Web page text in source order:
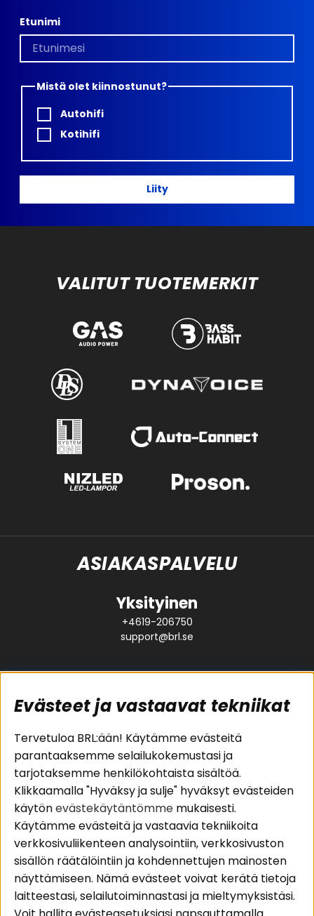
Etunimi
Mistä olet kiinnostunut?
Autohifi
Kotihifi
Liity
VALITUT TUOTEMERKIT
ASIAKASPALVELU
Yksityinen
+4619-206750
support@brl.se
Suositut sivut
Pakettiratkaisut
Autostereot
Kaiuttimet
Päätevahvistimet
Lisätarvikkeet
Kaapelit
Asiakaspalvelu
Evästeet
Huolto- ja
takuutiedot
Ostoehdot
Palautus
Tietosuojapolitiikka
Alueet Seuraa meitä
Evästeet ja vastaavat tekniikat
Tervetuloa BRL:ään! Käytämme evästeitä
parantaaksemme selailukokemustasi ja
tarjotaksemme henkilökohtaista sisältöä.
Klikkaamalla "Hyväksy ja sulje" hyväksyt evästeiden
käytönevästekäytäntömme mukaisesti.
Käytämme evästeitä ja vastaavia tekniikoita
verkkosivuliikenteen analysointiin, verkkosivuston
sisällön räätälöintiin ja kohdennettujen mainosten
näyttämiseen. Nämä evästeet voivat kerätä tietoja
laitteestasi, selailutoiminnastasi ja mieltymyksistäsi.